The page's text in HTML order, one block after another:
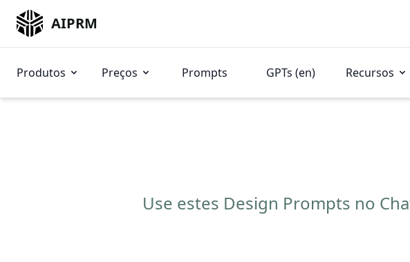
AIPRM
Produtos Preços Prompts GPTs (en) Recursos
Use estes Design Prompts no